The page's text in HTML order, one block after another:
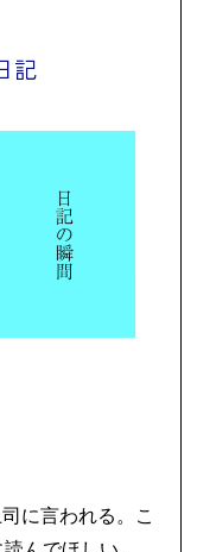
記
に言われる。こ